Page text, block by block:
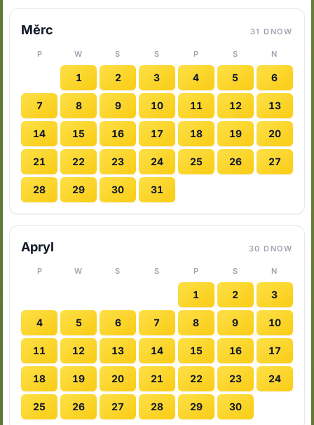
Měrc 31 DNOW
P W S S P S N
1 2 3 4 5 6
7 8 9 10 11 12 13
14 15 16 17 18 19 20
21 22 23 24 25 26 27
28 29 30 31
Apryl 30 DNOW
P W S S P S N
1 2 3
4 5 6 7 8 9 10
11 12 13 14 15 16 17
18 19 20 21 22 23 24
25 26 27 28 29 30